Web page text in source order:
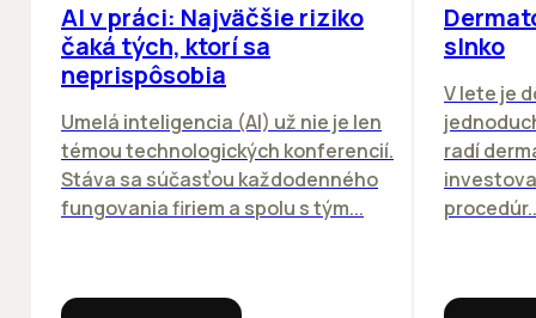
AI v práci: Najväčšie riziko
čaká tých, ktorí sa
neprispôsobia
Umelá inteligencia (AI) už nie je len
témou technologických konferencií.
Stáva sa súčasťou každodenného
fungovania firiem a spolu s tým...
slnko
V lete je
radí